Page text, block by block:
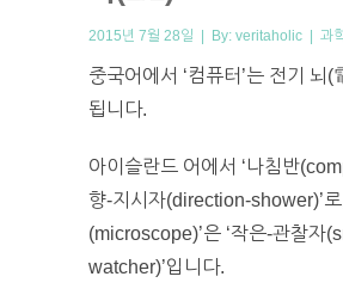
2015년 7월 28일 | By: veritaholic | 과
중국어에서 ‘컴퓨터’는 전기 뇌(
됩니다.
아이슬란드 어에서 ‘나침반
향-지시자(direction-shower)’로
(microscope)’은 ‘작은-관찰자
watcher)’입니다.